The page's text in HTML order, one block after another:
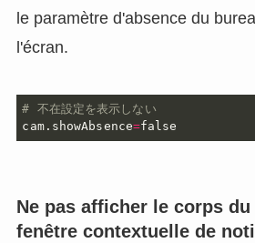
le paramètre d'absence du
l'écran.
# 不在設定を表示しない
cam.showAbsence=false
Ne pas afficher le corps
fenêtre contextuelle de